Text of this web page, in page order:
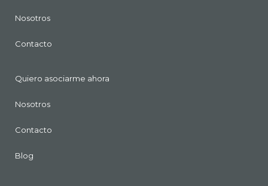
Nosotros
Contacto
Quiero asociarme ahora
Nosotros
Contacto
Blog